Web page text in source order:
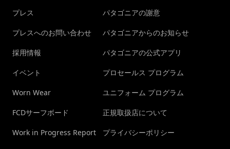
プレス
プレスへのお問い合わせ
採用情報
イベント
Worn Wear
FCDサーフボード
Work in Progress Report
パタゴニアの謝意
パタゴニアからのお知らせ
パタゴニアの公式アプリ
プロセールス プログラム
ユニフォーム プログラム
正規取扱店について
プライバシーポリシー